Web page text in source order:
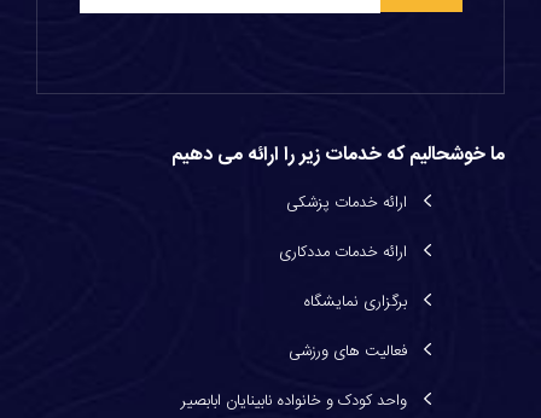
ما خوشحالیم که خدمات زیر را ارائه می دهیم
ارائه خدمات پزشكی
ارائه خدمات مددكاری
برگزاری نمایشگاه
فعالیت های ورزشی
واحد کودک و خانواده نابینایان ابابصیر